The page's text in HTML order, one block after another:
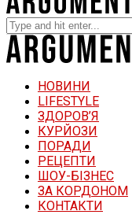
НОВИНИ
LIFESTYLE
ЗДОРОВ’Я
КУРЙОЗИ
ПОРАДИ
РЕЦЕПТИ
ШОУ-БІЗНЕС
ЗА КОРДОНОМ
КОНТАКТИ